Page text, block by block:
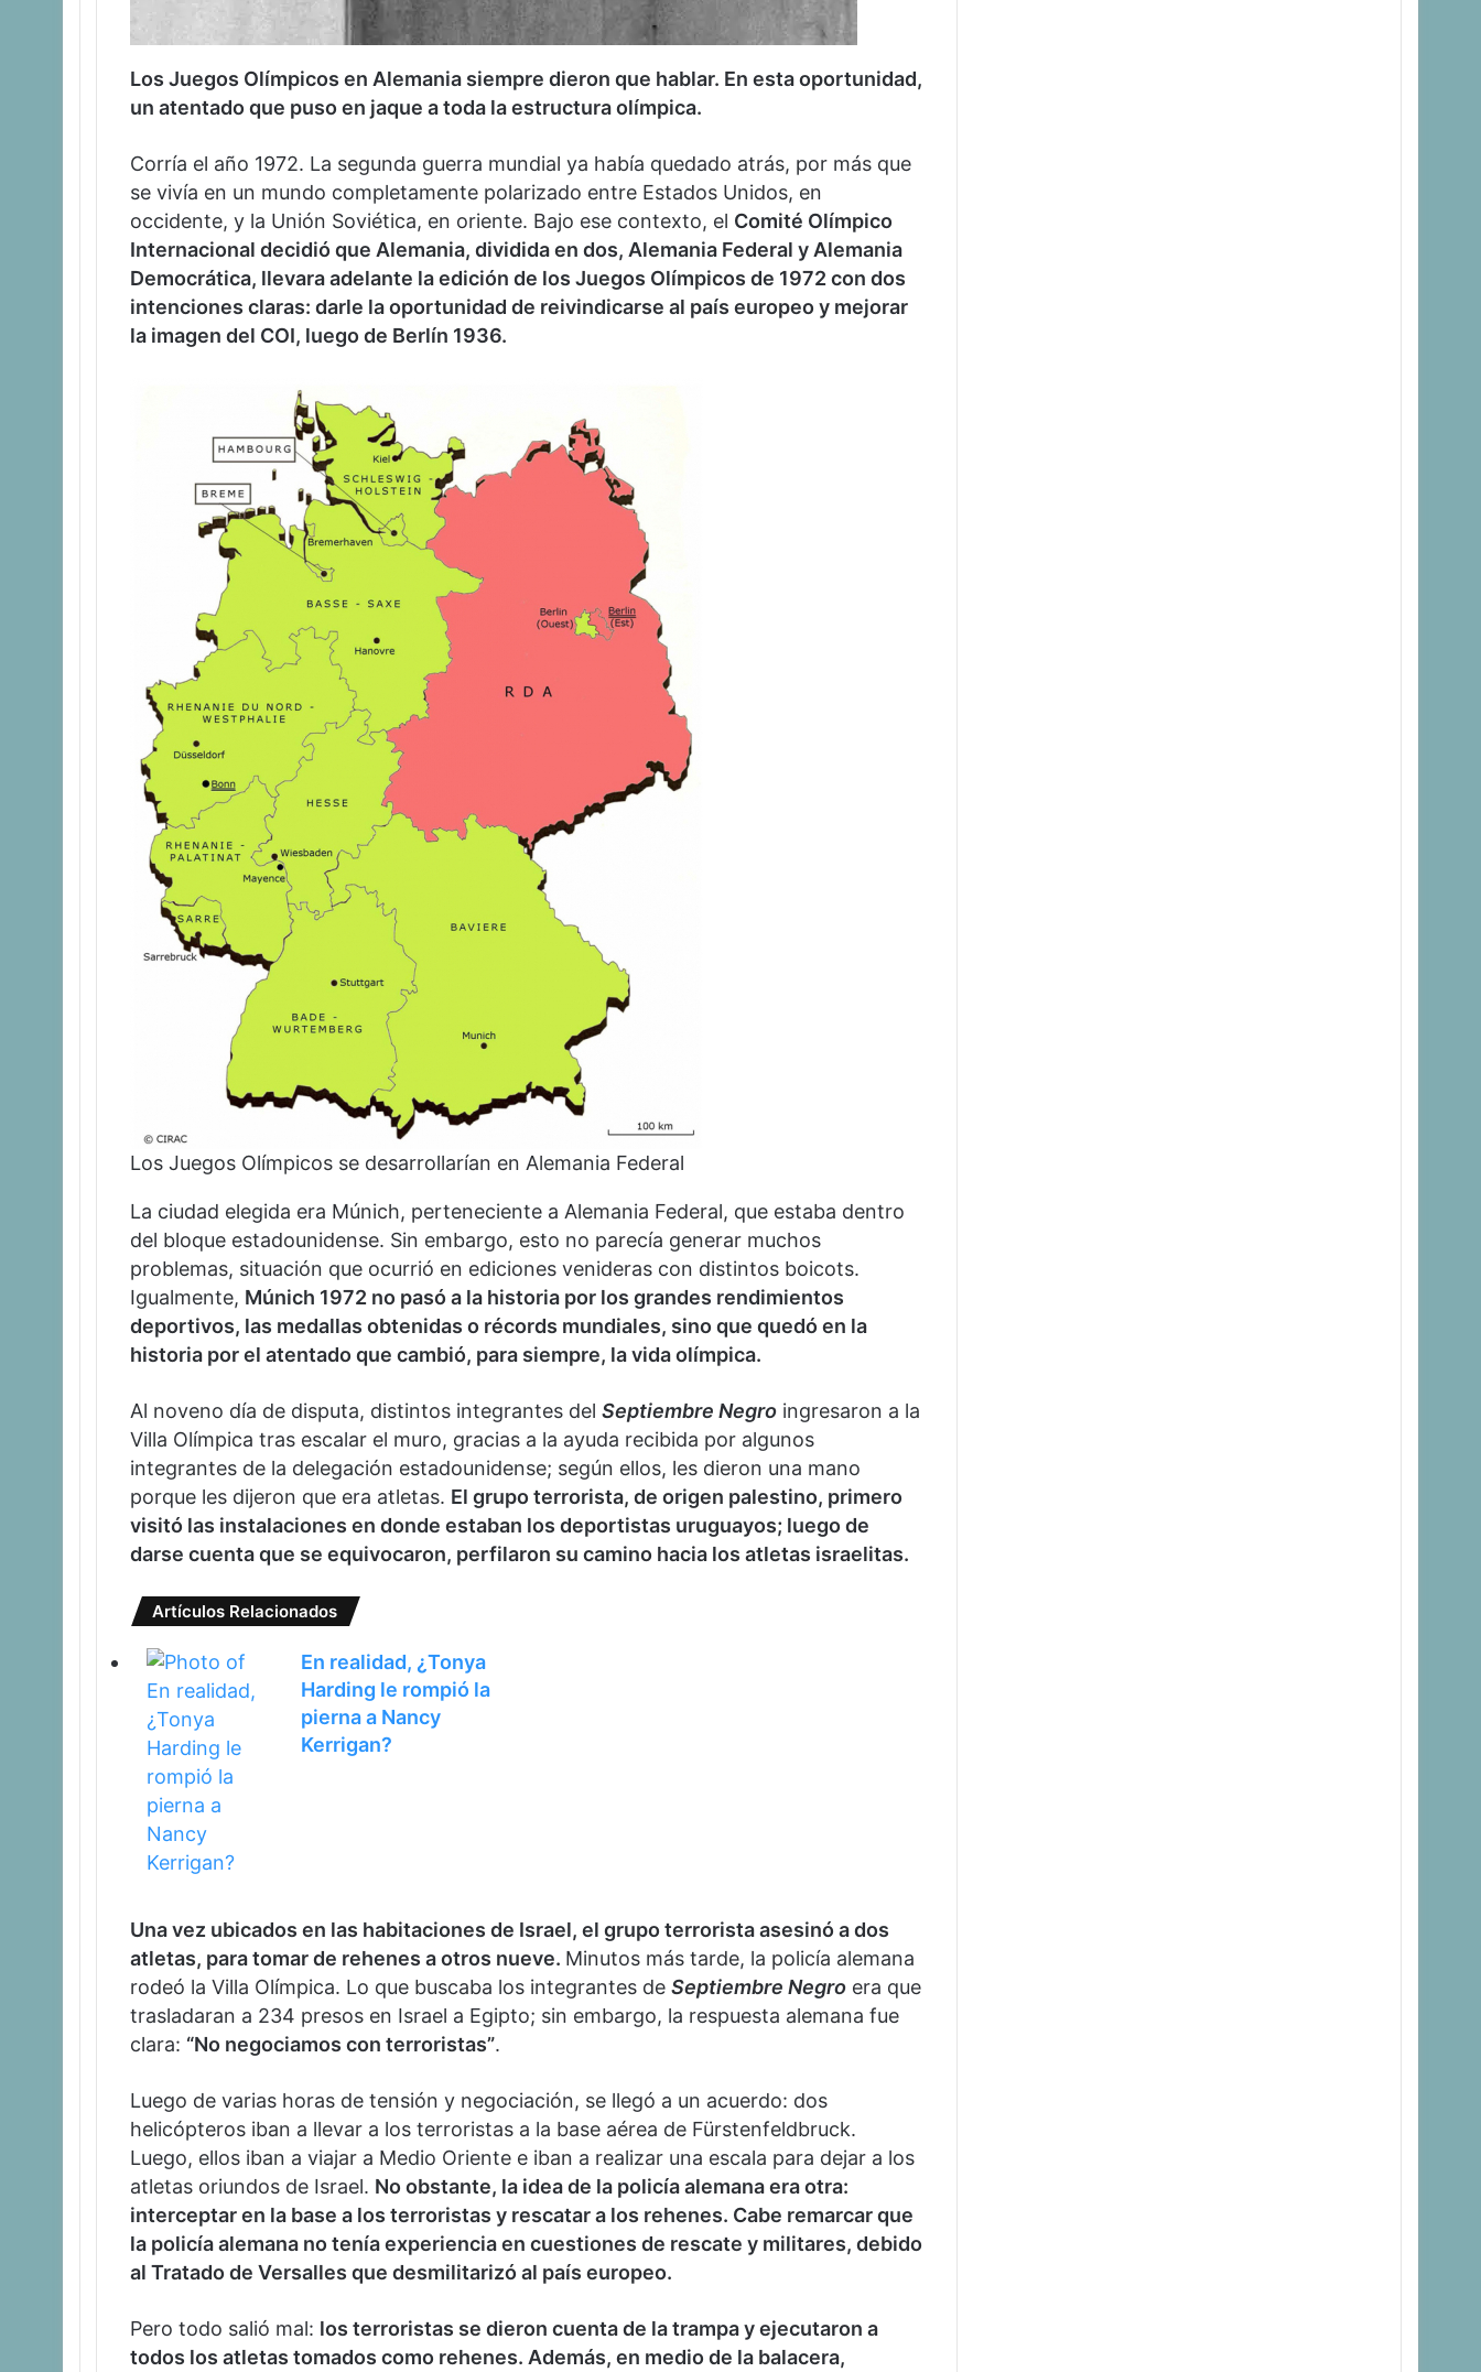
Los Juegos Olímpicos en Alemania siempre dieron que hablar. En esta oportunidad,
un atentado que puso en jaque a toda la estructura olímpica.
Corría el año 1972. La segunda guerra mundial ya había quedado atrás, por más que
se vivía en un mundo completamente polarizado entre Estados Unidos, en
occidente, y la Unión Soviética, en oriente. Bajo ese contexto, el Comité Olímpico
Internacional decidió que Alemania, dividida en dos, Alemania Federal y Alemania
Democrática, llevara adelante la edición de los Juegos Olímpicos de 1972 con dos
intenciones claras: darle la oportunidad de reivindicarse al país europeo y mejorar
la imagen del COI, luego de Berlín 1936.
Los Juegos Olímpicos se desarrollarían en Alemania Federal
La ciudad elegida era Múnich, perteneciente a Alemania Federal, que estaba dentro
del bloque estadounidense. Sin embargo, esto no parecía generar muchos
problemas, situación que ocurrió en ediciones venideras con distintos boicots.
Igualmente, Múnich 1972 no pasó a la historia por los grandes rendimientos
deportivos, las medallas obtenidas o récords mundiales, sino que quedó en la
historia por el atentado que cambió, para siempre, la vida olímpica.
Al noveno día de disputa, distintos integrantes del Septiembre Negro ingresaron a la
Villa Olímpica tras escalar el muro, gracias a la ayuda recibida por algunos
integrantes de la delegación estadounidense; según ellos, les dieron una mano
porque les dijeron que era atletas. El grupo terrorista, de origen palestino, primero
visitó las instalaciones en donde estaban los deportistas uruguayos; luego de
darse cuenta que se equivocaron, perfilaron su camino hacia los atletas israelitas.
Artículos Relacionados
En realidad, ¿Tonya
Harding le rompió la
pierna a Nancy
Kerrigan?
Una vez ubicados en las habitaciones de Israel, el grupo terrorista asesinó a dos
atletas, para tomar de rehenes a otros nueve. Minutos más tarde, la policía alemana
rodeó la Villa Olímpica. Lo que buscaba los integrantes de Septiembre Negro era que
trasladaran a 234 presos en Israel a Egipto; sin embargo, la respuesta alemana fue
clara: “No negociamos con terroristas”.
Luego de varias horas de tensión y negociación, se llegó a un acuerdo: dos
helicópteros iban a llevar a los terroristas a la base aérea de Fürstenfeldbruck.
Luego, ellos iban a viajar a Medio Oriente e iban a realizar una escala para dejar a los
atletas oriundos de Israel. No obstante, la idea de la policía alemana era otra:
interceptar en la base a los terroristas y rescatar a los rehenes. Cabe remarcar que
la policía alemana no tenía experiencia en cuestiones de rescate y militares, debido
al Tratado de Versalles que desmilitarizó al país europeo.
Pero todo salió mal: los terroristas se dieron cuenta de la trampa y ejecutaron a
todos los atletas tomados como rehenes. Además, en medio de la balacera,